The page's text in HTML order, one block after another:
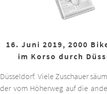
16. Juni 2019, 2000
im Korso durch
Düsseldorf. Viele Zuschauer
der vom Höherweg auf die